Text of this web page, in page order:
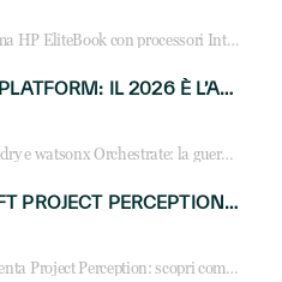
Scopri la gamma HP EliteBook con processori Intel® Core™ Ultra e AMD Ryzen™ AI. Notebook business progettati per aumentare la produttività, migliorare la collaborazione e garantire sicurezza avanzata in ufficio e in mobilità.
AI AGENT PLATFORM: IL 2026 È L’ANNO DEL «SISTEMA OPERATIVO» PER GLI AGENTI AZIENDALI
Frontier, Foundry e watsonx Orchestrate: la guerra delle piattaforme AI agent ridisegna il mercato IT. Cosa cambia per reseller, MSP e system integrator.
MICROSOFT PROJECT PERCEPTION: COME GLI AGENTI AI CAMBIERANNO SOC, CYBERSECURITY E SERVIZI MSP
Microsoft presenta Project Perception: scopri come gli agenti AI possono trasformare cybersecurity, SOC e servizi gestiti degli MSP.